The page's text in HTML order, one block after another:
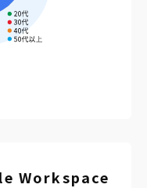
Workspace